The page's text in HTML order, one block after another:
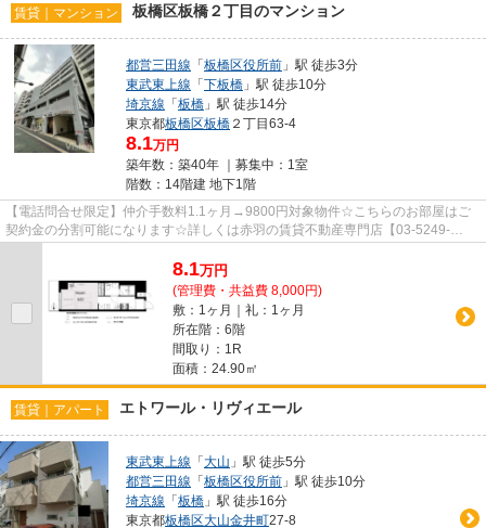
賃貸｜マンション 板橋区板橋２丁目のマンション
都営三田線 「板橋区役所前 」駅 徒歩3分
東武東上線 「下板橋 」駅 徒歩10分
埼京線 「板橋 」駅 徒歩14分
東京都板橋区板橋 ２丁目63-4
8.1万円
築年数：築40年 ｜募集中： 1室
階数：14階建 地下1階
【電話問合せ限定】仲介手数料1.1ヶ月→9800円対象物件☆こちらのお部屋はご
契約金の分割可能になります☆詳しくは赤羽の賃貸不動産専門店【03-5249-
4177】VISION赤羽店までご連絡下さい！！
8.1万円
(管理費・共益費 8,000円)
敷：1ヶ月｜礼：1ヶ月
所在階：6階
間取り：1R
面積：24.90㎡
賃貸｜アパート エトワール・リヴィエール
東武東上線 「大山 」駅 徒歩5分
都営三田線 「板橋区役所前 」駅 徒歩10分
埼京線 「板橋 」駅 徒歩16分
東京都板橋区大山金井町27-8